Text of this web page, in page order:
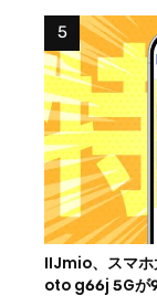
IIJmio、スマホ
oto g66j 5Gが